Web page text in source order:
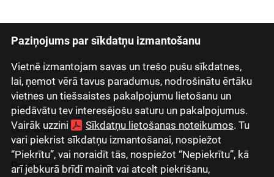
Paziņojums par sīkdatņu izmantošanu
Vietnē izmantojam savas un trešo pušu sīkdatnes,
lai, ņemot vērā tavus paradumus, nodrošinātu ērtāku
vietnes un tiešsaistes pakalpojumu lietošanu un
piedāvātu tev interesējošu saturu un pakalpojumus.
Vairāk uzzini
Sīkdatņu lietošanas noteikumos. Tu
vari piekrist sīkdatņu izmantošanai, nospiežot
“Piekrītu”, vai noraidīt tās, nospiežot “Nepiekrītu”, kā
arī jebkurā brīdī mainīt vai atcelt piekrišanu,
Latviski
Русский
English
Eesti
Lietuviškai
Par mums